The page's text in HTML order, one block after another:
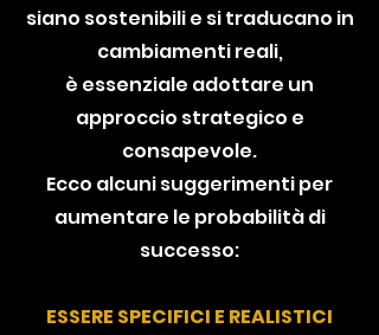
siano sostenibili e si traducano in
cambiamenti reali,
è essenziale adottare un
approccio strategico e
consapevole.
Ecco alcuni suggerimenti per
aumentare le probabilità di
successo:
ESSERE SPECIFICI E REALISTICI